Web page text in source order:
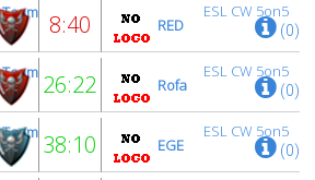
ESL CW 5on5
8:40 RED (0)
ESL CW 5on5
26:22 Rofa (0)
ESL CW 5on5
38:10 EGE (0)